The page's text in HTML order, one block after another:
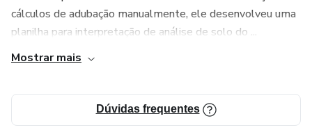
cálculos de adubação manualmente, ele desenvolveu uma
planilha para interpretação de análise de solo do ...
Mostrar mais
Dúvidas frequentes